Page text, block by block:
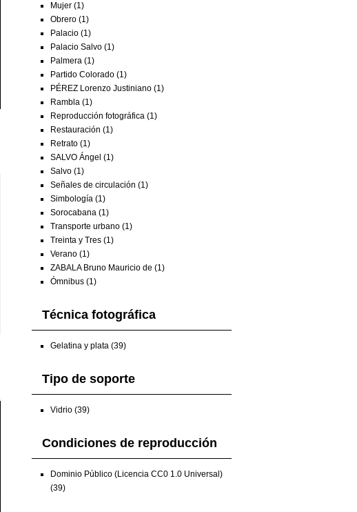
Mujer (1)
Obrero (1)
Palacio (1)
Palacio Salvo (1)
Palmera (1)
Partido Colorado (1)
PÉREZ Lorenzo Justiniano (1)
Rambla (1)
Reproducción fotográfica (1)
Restauración (1)
Retrato (1)
SALVO Ángel (1)
Salvo (1)
Señales de circulación (1)
Simbología (1)
Sorocabana (1)
Transporte urbano (1)
Treinta y Tres (1)
Verano (1)
ZABALA Bruno Mauricio de (1)
Ómnibus (1)
Técnica fotográfica
Gelatina y plata (39)
Tipo de soporte
Vidrio (39)
Condiciones de reproducción
Dominio Público (Licencia CC0 1.0 Universal)
(39)